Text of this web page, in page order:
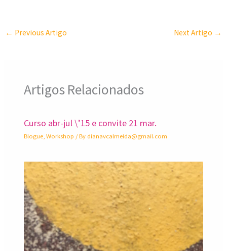
o er
← Previous Artigo Next Artigo →
Artigos Relacionados
Curso abr-jul \’15 e convite 21 mar.
Blogue ,Workshop / By dianavcalmeida@gmail.com